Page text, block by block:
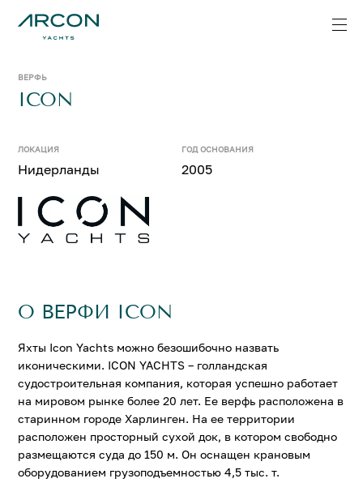
ВЕРФЬ
ICON
ЛОКАЦИЯ
Нидерланды
ГОД ОСНОВАНИЯ
2005
О ВЕРФИ ICON
Яхты Icon Yachts можно безошибочно назвать
иконическими. ICON YACHTS – голландская
судостроительная компания, которая успешно работает
на мировом рынке более 20 лет. Ее верфь расположена в
старинном городе Харлинген. На ее территории
расположен просторный сухой док, в котором свободно
размещаются суда до 150 м. Он оснащен крановым
оборудованием грузоподъемностью 4,5 тыс. т.